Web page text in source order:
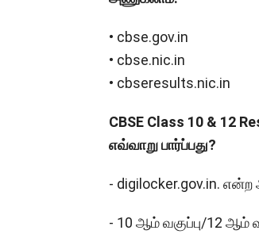
• cbse.gov.in
• cbse.nic.in
• cbseresults.nic.in
CBSE Class 10 & 12
எவ்வாறு பார்ப்பது?
- digilocker.gov.in.
- 10 ஆம் வகுப்பு/12 ஆம்